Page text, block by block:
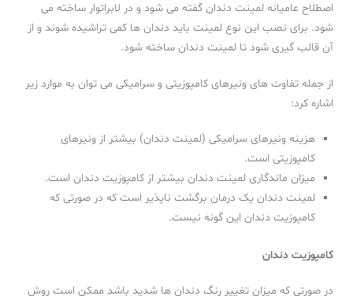
اصطلاح عامیانه لمینت دندان گفته می شود و در لابراتوار ساخته می
شود. برای نصب این نوع لمینت باید دندان ها کمی تراشیده شوند و از
آن قالب گیری شود تا لمینت دندان ساخته شود.
از جمله تفاوت های ونیرهای کامپوزیتی و سرامیکی می توان به موارد زیر
اشاره کرد:
هزینه ونیرهای سرامیکی (لمینت دندان) بیشتر از ونیرهای
کامپوزیتی است.
میزان ماندگاری لمینت دندان بیشتر از کامپوزیت دندان است.
لمینت دندان یک درمان برگشت ناپذیر است که در صورتی که
کامپوزیت دندان این گونه نیست.
کامپوزیت دندان
در صورتی که میزان تغییر رنگ دندان ها شدید باشد ممکن است روش